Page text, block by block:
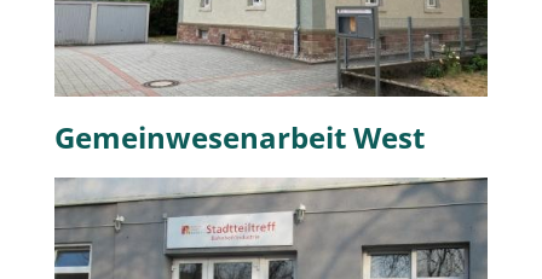
Gemeinwesenarbeit West